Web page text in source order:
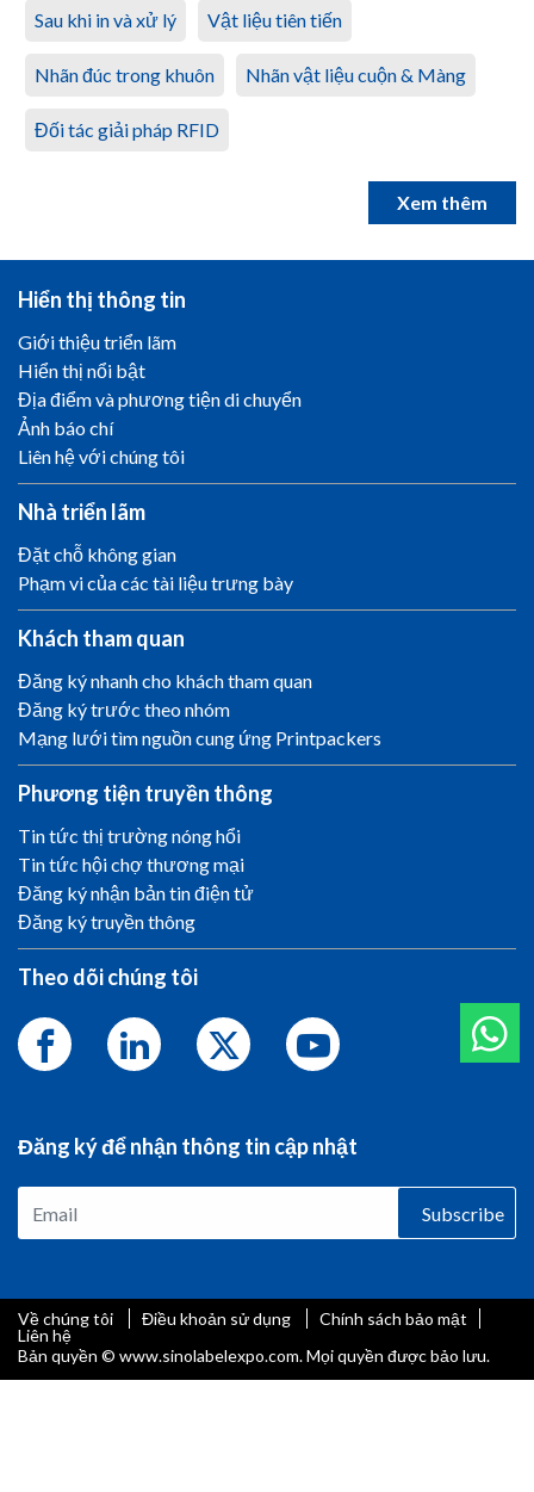
Sau khi in và xử lý Vật liệu tiên tiến
Nhãn đúc trong khuôn Nhãn vật liệu cuộn & Màng
Đối tác giải pháp RFID
Xem thêm
Hiển thị thông tin
Giới thiệu triển lãm
Hiển thị nổi bật
Địa điểm và phương tiện di chuyển
Ảnh báo chí
Liên hệ với chúng tôi
Nhà triển lãm
Đặt chỗ không gian
Phạm vi của các tài liệu trưng bày
Khách tham quan
Đăng ký nhanh cho khách tham quan
Đăng ký trước theo nhóm
Mạng lưới tìm nguồn cung ứng Printpackers
Phương tiện truyền thông
Tin tức thị trường nóng hổi
Tin tức hội chợ thương mại
Đăng ký nhận bản tin điện tử
Đăng ký truyền thông
Theo dõi chúng tôi
Đăng ký để nhận thông tin cập nhật
Subscribe
Về chúng tôi Điều khoản sử dụng
Chính sách bảo mật
Liên hệ
Bản quyền © www.sinolabelexpo.com. Mọi quyền được bảo lưu.